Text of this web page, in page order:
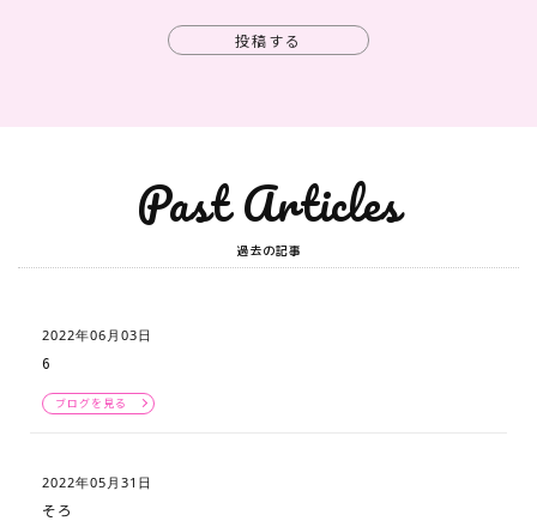
投稿する
Past Articles
過去の記事
2022年06月03日
6
ブログを見る
2022年05月31日
そろ